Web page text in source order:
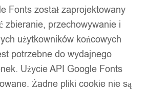
Fonts został zaprojektowany
zbieranie, przechowywanie i
użytkowników końcowych
potrzebne do wydajnego
Użycie API Google Fonts
Żadne pliki cookie nie są